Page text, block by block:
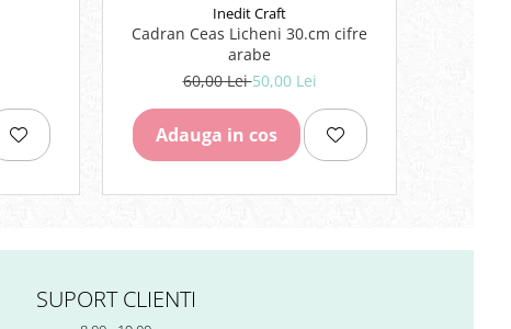
Inedit Craft
Cadran Ceas Licheni 30.cm cifre
arabe
60,00 Lei50,00 Lei
Adauga in cos
SUPORT CLIENTI